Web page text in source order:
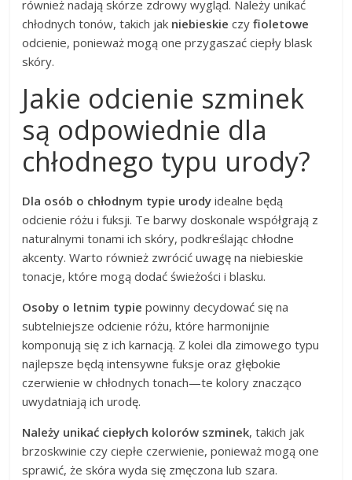
również nadają skórze zdrowy wygląd. Należy unikać
chłodnych tonów, takich jak niebieskie czyfioletowe
odcienie, ponieważ mogą one przygaszać ciepły blask
skóry.
Jakie odcienie szminek
są odpowiednie dla
chłodnego typu urody?
Dla osób o chłodnym typie urody idealne będą
odcienie różu i fuksji. Te barwy doskonale współgrają z
naturalnymi tonami ich skóry, podkreślając chłodne
akcenty. Warto również zwrócić uwagę na niebieskie
tonacje, które mogą dodać świeżości i blasku.
Osoby o letnim typie powinny decydować się na
subtelniejsze odcienie różu, które harmonijnie
komponują się z ich karnacją. Z kolei dla zimowego typu
najlepsze będą intensywne fuksje oraz głębokie
czerwienie w chłodnych tonach—te kolory znacząco
uwydatniają ich urodę.
Należy unikać ciepłych kolorów szminek, takich jak
brzoskwinie czy ciepłe czerwienie, ponieważ mogą one
sprawić, że skóra wyda się zmęczona lub szara.